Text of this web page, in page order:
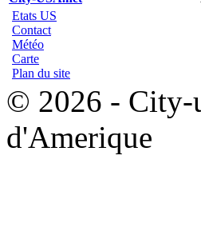
Etats US
Contact
Météo
Carte
Plan du site
© 2026 - City-
d'Amerique